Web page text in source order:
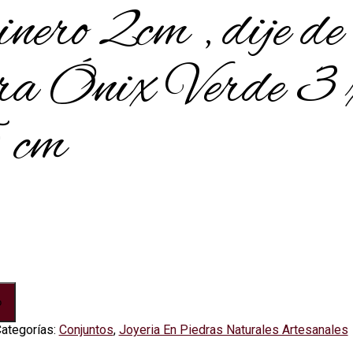
2cm , dije de
Ónix Verde 3
Conjuntos, Joyeria En Piedras Naturales Artesanales